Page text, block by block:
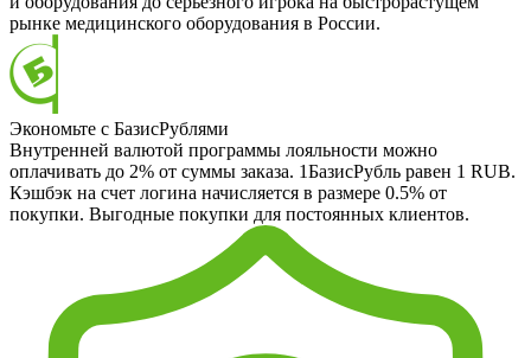
рынке медицинского оборудования в России.
Экономьте с БазисРублями
Внутренней валютой программы лояльности можно
оплачивать до 2% от суммы заказа. 1БазисРубль равен 1 RUB.
Кэшбэк на счет логина начисляется в размере 0.5% от
покупки. Выгодные покупки для постоянных клиентов.